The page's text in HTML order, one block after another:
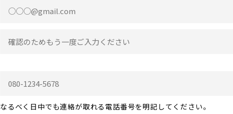
なるべく日中でも連絡が取れる電話番号を明記してください。